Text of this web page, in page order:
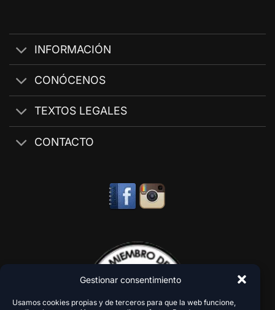
Gestionar consentimiento
Usamos cookies propias y de terceros para que la web funcione,
INFORMACIÓN
CONÓCENOS
TEXTOS LEGALES
CONTACTO